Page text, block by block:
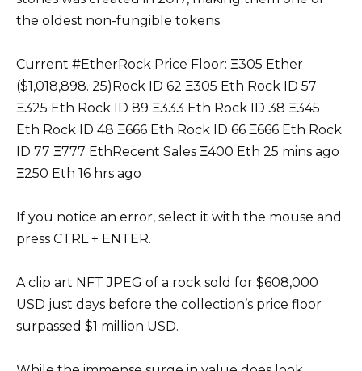
the oldest non-fungible tokens.
Current #EtherRock Price Floor: Ξ305 Ether
($1,018,898. 25)Rock ID 62 Ξ305 Eth Rock ID 57
Ξ325 Eth Rock ID 89 Ξ333 Eth Rock ID 38 Ξ345
Eth Rock ID 48 Ξ666 Eth Rock ID 66 Ξ666 Eth Rock
ID 77 Ξ777 EthRecent Sales Ξ400 Eth 25 mins ago
Ξ250 Eth 16 hrs ago
If you notice an error, select it with the mouse and
press CTRL + ENTER.
A clip art NFT JPEG of a rock sold for $608,000
USD just days before the collection’s price floor
surpassed $1 million USD.